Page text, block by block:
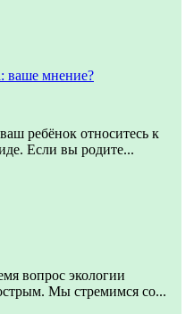
ваше мнение?
ребёнок относитесь к
Если вы родите...
вопрос экологии
Мы стремимся со...